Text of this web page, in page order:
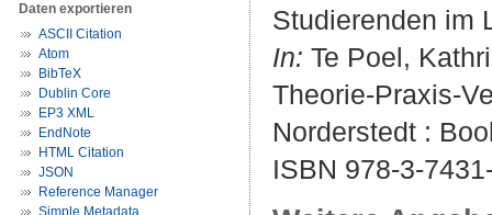
Daten exportieren
ASCII Citation
Atom
BibTeX
Dublin Core
EP3 XML
EndNote
HTML Citation
JSON
Reference Manager
Simple Metadata
Studierenden im
In: Te Poel,
Theorie-Praxis-
Norderstedt :
ISBN 978-3-